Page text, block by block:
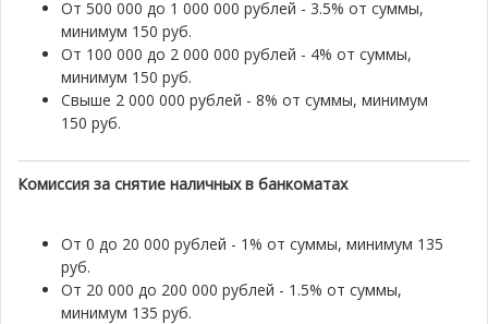
От 500 000 до 1 000 000 рублей - 3.5% от суммы,
минимум 150 руб.
От 100 000 до 2 000 000 рублей - 4% от суммы,
минимум 150 руб.
Свыше 2 000 000 рублей - 8% от суммы, минимум
150 руб.
Комиссия за снятие наличных в банкоматах
От 0 до 20 000 рублей - 1% от суммы, минимум 135
руб.
От 20 000 до 200 000 рублей - 1.5% от суммы,
минимум 135 руб.